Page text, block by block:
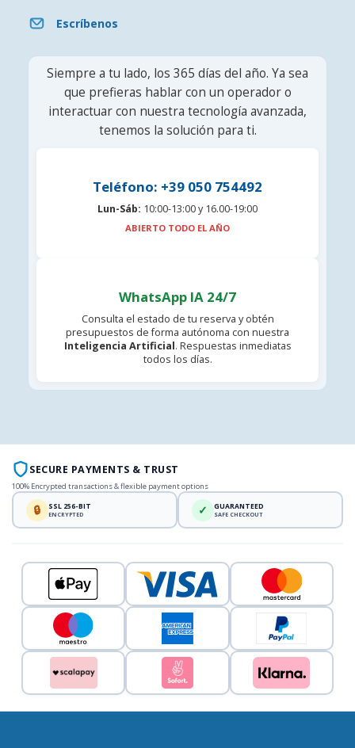
Escríbenos
Siempre a tu lado, los 365 días del año. Ya sea
que prefieras hablar con un operador o
interactuar con nuestra tecnología avanzada,
tenemos la solución para ti.
Teléfono: +39 050 754492
Lun-Sáb: 10:00-13:00 y 16.00-19:00
ABIERTO TODO EL AÑO
WhatsApp IA 24/7
Consulta el estado de tu reserva y obtén
presupuestos de forma autónoma con nuestra
Inteligencia Artificial. Respuestas inmediatas
todos los días.
SECURE PAYMENTS & TRUST
100% Encrypted transactions & flexible payment options
🔒 SSL 256-BIT
ENCRYPTED ✓ GUARANTEED
SAFE CHECKOUT